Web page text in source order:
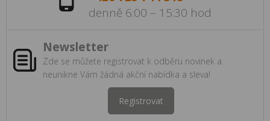
denně 6:00 – 15:30 hod
Newsletter
Zde se můžete registrovat k odběru novinek a
neunikne Vám žádná akční nabídka a sleva!
Registrovat